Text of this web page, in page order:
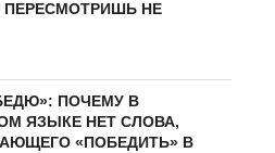
ПЕРЕСМОТРИШЬ НЕ
ПОЧЕМУ В
ЯЗЫКЕ НЕТ СЛОВА,
«ПОБЕДИТЬ» В